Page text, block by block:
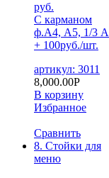
руб.
С карманом
ф.А4, А5, 1/3
+ 100руб./шт.
артикул: 3011
8,000.00Р
В корзину
Избранное
Сравнить
8. Стойки для
меню